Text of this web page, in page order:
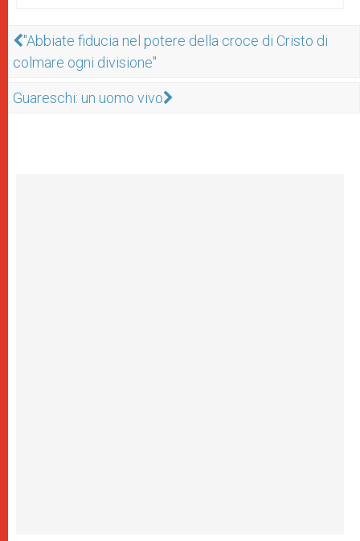
"Abbiate fiducia nel potere della croce di Cristo di
colmare ogni divisione"
Guareschi: un uomo vivo